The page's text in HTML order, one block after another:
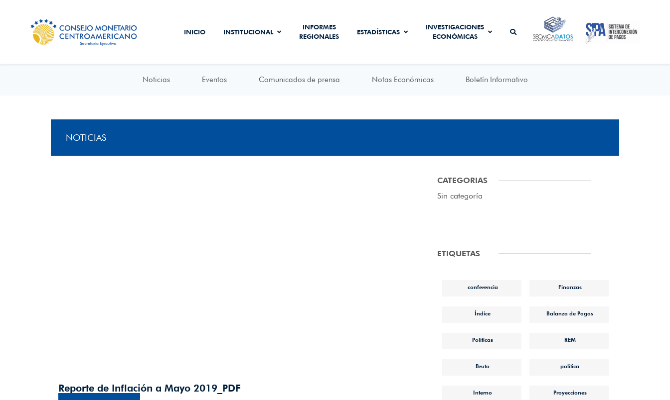
INICIO INSTITUCIONAL
INFORMES
REGIONALES
ESTADÍSTICAS
INVESTIGACIONES
ECONÓMICAS
SECMCA
DATOS
SISTEMA DE
INTERCONEXIÓN
DE PAGOS
Noticias Eventos Comunicados de prensa Notas Económicas Boletín Informativo
NOTICIAS
Reporte de Inflación a Mayo 2019_PDF
CATEGORIAS
Sin categoría
ETIQUETAS
conferencia Finanzas
Índice Balanza de Pagos
Políticas REM
Bruto política
Interno Proyecciones